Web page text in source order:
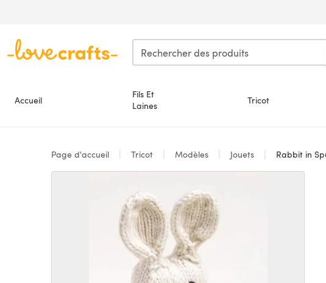
Accueil
Fils Et
Laines
Tricot
Page d'accueil Tricot Modèles Jouets Rabbit in